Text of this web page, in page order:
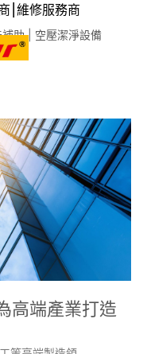
⎮維修服務商
助 | 空壓潔淨設備
高端產業打造